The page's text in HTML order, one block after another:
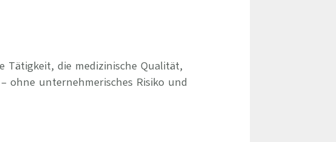
Tätigkeit, die medizinische Qualität,
ohne unternehmerisches Risiko und